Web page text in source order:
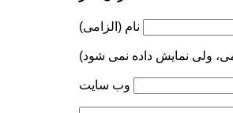
نام (الزامی)
ولی نمایش داده نمی شود)
وب سایت